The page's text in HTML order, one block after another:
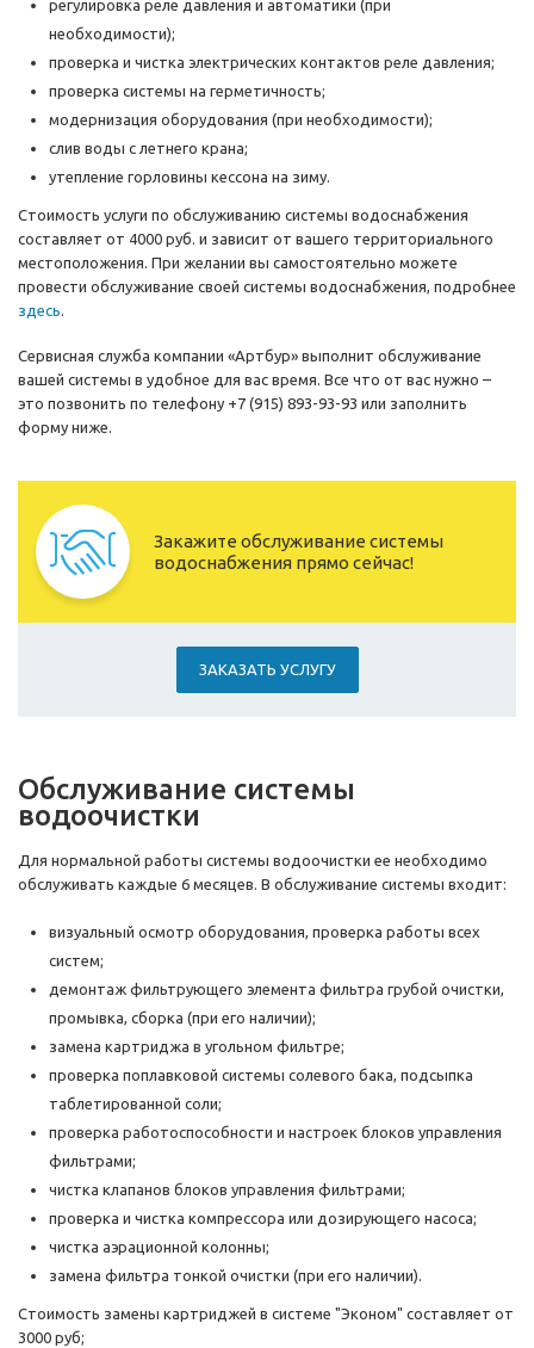
регулировка реле давления и автоматики (при
необходимости);
проверка и чистка электрических контактов реле давления;
проверка системы на герметичность;
модернизация оборудования (при необходимости);
слив воды с летнего крана;
утепление горловины кессона на зиму.
Стоимость услуги по обслуживанию системы водоснабжения
составляет от 4000 руб. и зависит от вашего территориального
местоположения. При желании вы самостоятельно можете
провести обслуживание своей системы водоснабжения, подробнее
здесь.
Сервисная служба компании «Артбур» выполнит обслуживание
вашей системы в удобное для вас время. Все что от вас нужно –
это позвонить по телефону +7 (915) 893-93-93 или заполнить
форму ниже.
Закажите обслуживание системы
водоснабжения прямо сейчас!
ЗАКАЗАТЬ УСЛУГУ
Обслуживание системы
водоочистки
Для нормальной работы системы водоочистки ее необходимо
обслуживать каждые 6 месяцев. В обслуживание системы входит:
визуальный осмотр оборудования, проверка работы всех
систем;
демонтаж фильтрующего элемента фильтра грубой очистки,
промывка, сборка (при его наличии);
замена картриджа в угольном фильтре;
проверка поплавковой системы солевого бака, подсыпка
таблетированной соли;
проверка работоспособности и настроек блоков управления
фильтрами;
чистка клапанов блоков управления фильтрами;
проверка и чистка компрессора или дозирующего насоса;
чистка аэрационной колонны;
замена фильтра тонкой очистки (при его наличии).
Стоимость замены картриджей в системе "Эконом" составляет от
3000 руб;